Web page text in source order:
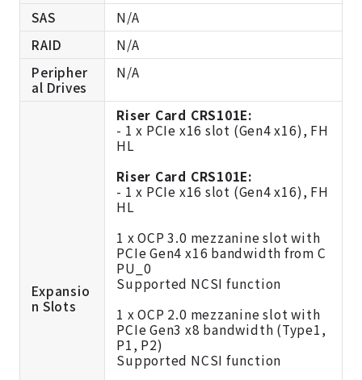
SAS
N/A
RAID
N/A
Peripher
al Drives
N/A
Expansio
n Slots
Riser Card CRS101E:
- 1 x PCIe x16 slot (Gen4 x16), FH
HL
Riser Card CRS101E:
- 1 x PCIe x16 slot (Gen4 x16), FH
HL
1 x OCP 3.0 mezzanine slot with
PCIe Gen4 x16 bandwidth from C
PU_0
Supported NCSI function
1 x OCP 2.0 mezzanine slot with
PCIe Gen3 x8 bandwidth (Type1,
P1, P2)
Supported NCSI function